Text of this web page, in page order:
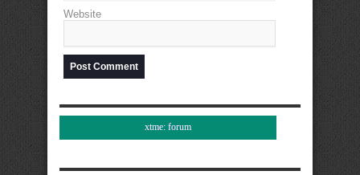
Website
xtme: forum